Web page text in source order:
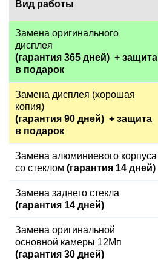
Вид работы
Замена оригинального
дисплея
(гарантия 365 дней) + защита
в подарок
Замена дисплея (хорошая
копия)
(гарантия 90 дней) + защита
в подарок
Замена алюминиевого корпуса
со стеклом (гарантия 14 дней)
Замена заднего стекла
(гарантия 14 дней)
Замена оригинальной
основной камеры 12Мп
(гарантия 30 дней)